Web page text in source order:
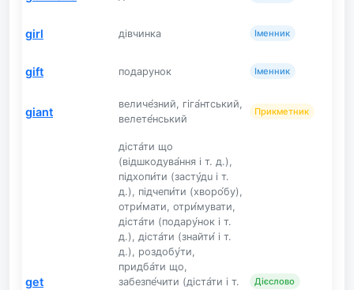
girl дівчинка Іменник
gift подарунок Іменник
giant
величе́зний, гіга́нтський,
велете́нський
Прикметник
get
діста́ти що
(відшкодува́ння і т. д.),
підхопи́ти (засту́дu і т.
д.), підчепи́ти (хворо́бу),
отри́мати, отри́мувати,
діста́ти (подару́нок і т.
д.), діста́ти (знайти́ і т.
д.), роздобу́ти,
придба́ти що,
забезпе́чити (діста́ти і т.
Дієслово